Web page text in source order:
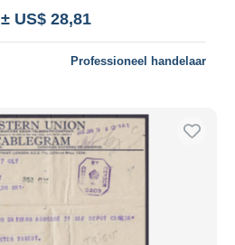
± US$ 28,81
Professioneel handelaar